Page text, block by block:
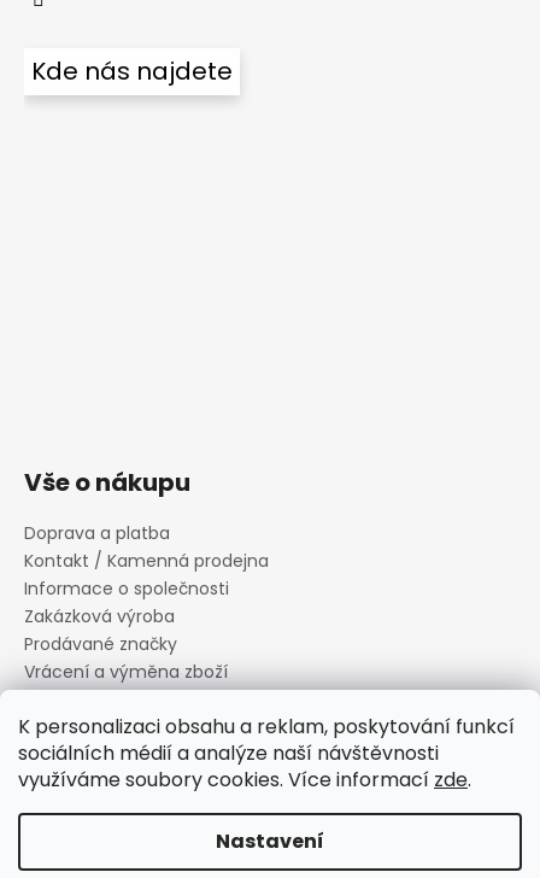
K personalizaci obsahu a reklam, poskytování funkcí
sociálních médií a analýze naší návštěvnosti
využíváme soubory cookies. Více informací zde.
Nastavení
Kde nás najdete
Vše o nákupu
Doprava a platba
Kontakt / Kamenná prodejna
Informace o společnosti
Zakázková výroba
Prodávané značky
Vrácení a výměna zboží
Informace o souborech cookies
Reklamační řád
Obchodní podmínky